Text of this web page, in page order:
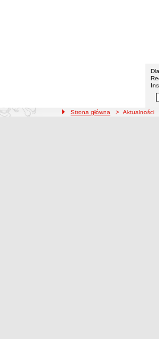
ścieżka nawigacji
Strona główna > Aktualności